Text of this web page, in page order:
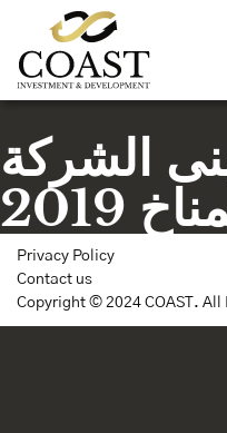
الشركة
2019
Privacy Policy
Contact us
Copyright © 2024 COAST. All